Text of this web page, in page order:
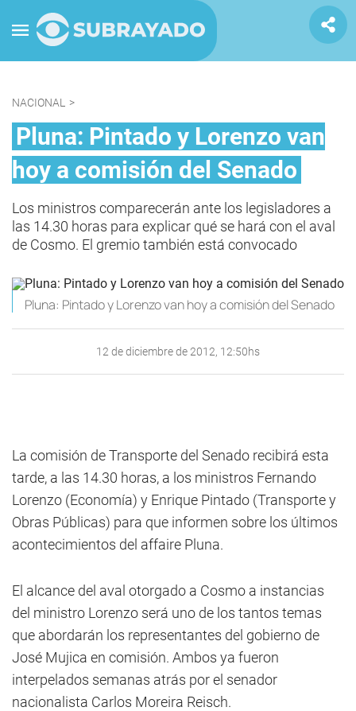
NACIONAL >
Pluna: Pintado y Lorenzo van
hoy a comisión del Senado
Los ministros comparecerán ante los legisladores a
las 14.30 horas para explicar qué se hará con el aval
de Cosmo. El gremio también está convocado
Pluna: Pintado y Lorenzo van hoy a comisión del Senado
12 de diciembre de 2012, 12:50hs
La comisión de Transporte del Senado recibirá esta
tarde, a las 14.30 horas, a los ministros Fernando
Lorenzo (Economía) y Enrique Pintado (Transporte y
Obras Públicas) para que informen sobre los últimos
acontecimientos del affaire Pluna.
El alcance del aval otorgado a Cosmo a instancias
del ministro Lorenzo será uno de los tantos temas
que abordarán los representantes del gobierno de
José Mujica en comisión. Ambos ya fueron
interpelados semanas atrás por el senador
nacionalista Carlos Moreira Reisch.